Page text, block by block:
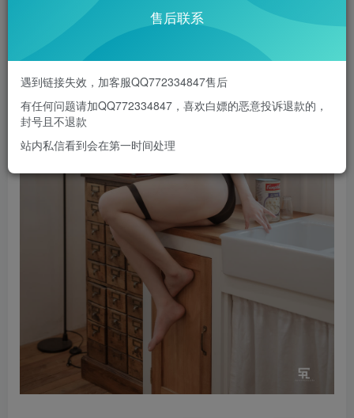
售后联系
遇到链接失效，加客服QQ772334847售后
有任何问题请加QQ772334847，喜欢白嫖的恶意投诉退款的，
封号且不退款
站内私信看到会在第一时间处理